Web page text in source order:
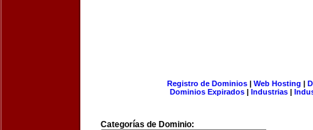
Registro de Dominios| Web Hosting |
Dominios Expirados | Industrias |
Categorías de Dominio: